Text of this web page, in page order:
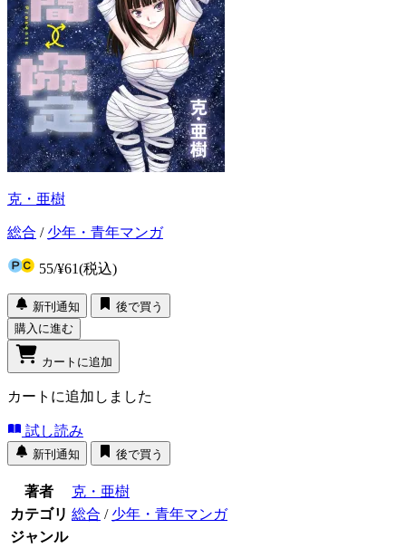
克・亜樹
総合 / 少年・青年マンガ
55/¥61(税込)
新刊通知
後で買う
購入に進む
カートに追加
カートに追加しました
試し読み
新刊通知 後で買う
著者
克・亜樹
カテゴリ 総合 / 少年・青年マンガ
ジャンル